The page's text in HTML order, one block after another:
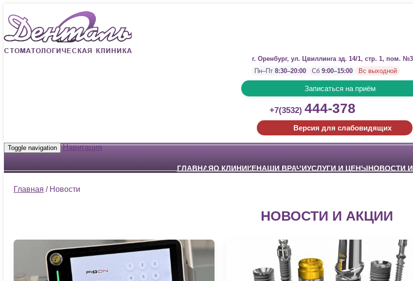
г. Оренбург, ул. Цвиллинга зд. 14/1, стр. 1, пом. №3
Пн–Пт 8:30–20:00 Сб 9:00–15:00 Вс выходной
Записаться на приём
+7(3532)444-378
Версия для слабовидящих
Toggle navigation Навигация
ГЛАВНАЯО КЛИНИКЕНАШИ ВРАЧИУСЛУГИ И ЦЕНЫНОВОСТИ
Главная / Новости
НОВОСТИ И АКЦИИ